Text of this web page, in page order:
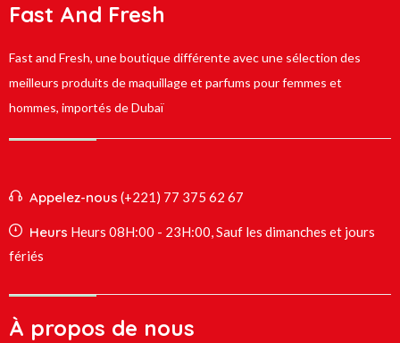
Fast And Fresh
Fast and Fresh, une boutique différente avec une sélection des
meilleurs produits de maquillage et parfums pour femmes et
hommes, importés de Dubaï
Appelez-nous (+221) 77 375 62 67
Heurs Heurs 08H:00 - 23H:00, Sauf les dimanches et jours
fériés
À propos de nous